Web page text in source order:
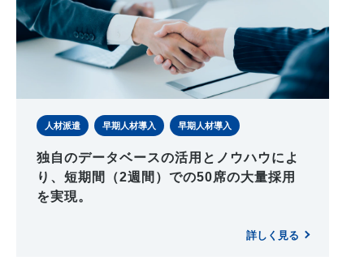
人材派遣 早期人材導入 早期人材導入
独自のデータベースの活用とノウハウによ
り、短期間（2週間）での50席の大量採用
を実現。
詳しく見る